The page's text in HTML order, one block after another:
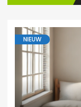
NIEUW